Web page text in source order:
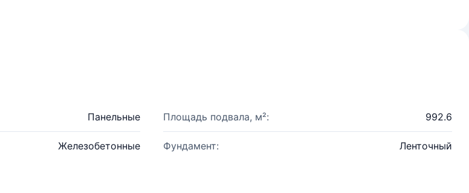
Панельные Площадь подвала, м²: 992.6
Железобетонные Фундамент: Ленточный